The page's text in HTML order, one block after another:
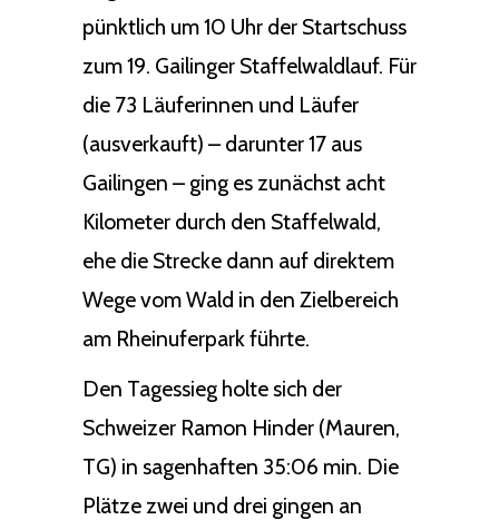
pünktlich um 10 Uhr der Startschuss
zum 19. Gailinger Staffelwaldlauf. Für
die 73 Läuferinnen und Läufer
(ausverkauft) – darunter 17 aus
Gailingen – ging es zunächst acht
Kilometer durch den Staffelwald,
ehe die Strecke dann auf direktem
Wege vom Wald in den Zielbereich
am Rheinuferpark führte.
Den Tagessieg holte sich der
Schweizer Ramon Hinder (Mauren,
TG) in sagenhaften 35:06 min. Die
Plätze zwei und drei gingen an